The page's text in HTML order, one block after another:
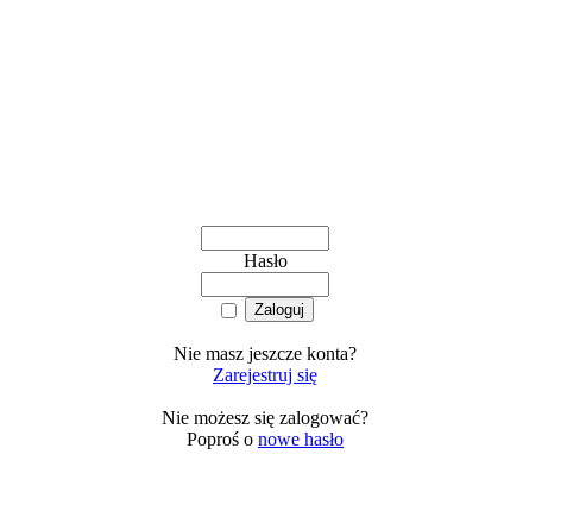
Hasło
Nie masz jeszcze konta?
Zarejestruj się
Nie możesz się zalogować?
Poproś o nowe hasło